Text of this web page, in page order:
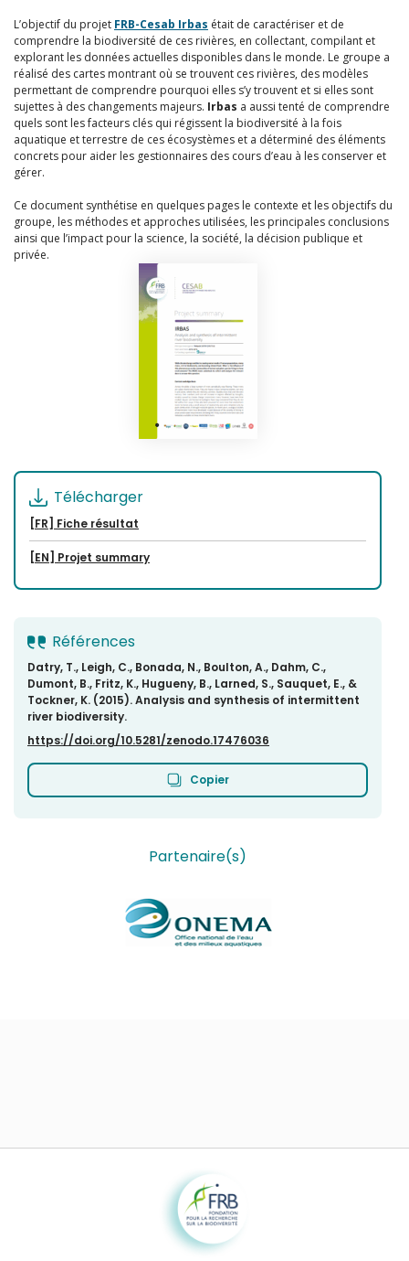
L’objectif du projet FRB-Cesab Irbas était de caractériser et de
comprendre la biodiversité de ces rivières, en collectant, compilant et
explorant les données actuelles disponibles dans le monde. Le groupe a
réalisé des cartes montrant où se trouvent ces rivières, des modèles
permettant de comprendre pourquoi elles s’y trouvent et si elles sont
sujettes à des changements majeurs. Irbas a aussi tenté de comprendre
quels sont les facteurs clés qui régissent la biodiversité à la fois
aquatique et terrestre de ces écosystèmes et a déterminé des éléments
concrets pour aider les gestionnaires des cours d’eau à les conserver et
gérer.
Ce document synthétise en quelques pages le contexte et les objectifs du
groupe, les méthodes et approches utilisées, les principales conclusions
ainsi que l’impact pour la science, la société, la décision publique et
privée.
Télécharger
[FR] Fiche résultat
[EN] Projet summary
Références
Datry, T., Leigh, C., Bonada, N., Boulton, A., Dahm, C.,
Dumont, B., Fritz, K., Hugueny, B., Larned, S., Sauquet, E., &
Tockner, K. (2015). Analysis and synthesis of intermittent
river biodiversity.
https://doi.org/10.5281/zenodo.17476036
Copier
Partenaire(s)
Fondation pour la recherche sur la biodiversité